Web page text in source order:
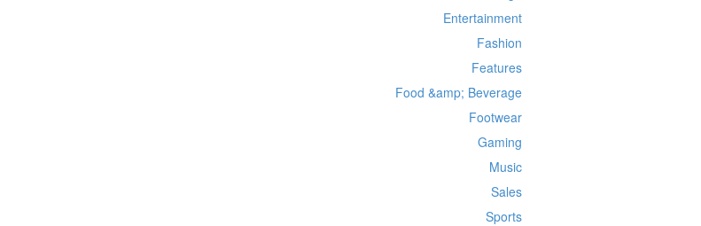
Entertainment
Fashion
Features
Food &amp; Beverage
Footwear
Gaming
Music
Sales
Sports